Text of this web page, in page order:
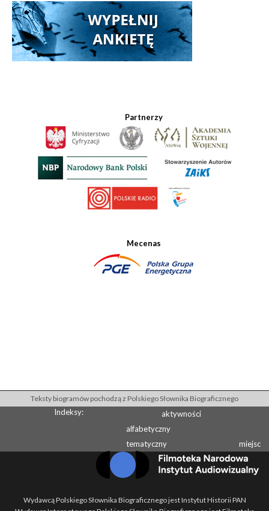
Partnerzy
Mecenas
Teksty biogramów pochodzą z Polskiego Słownika Biograficznego
Indeksy:
aktywności
alfabetyczny
tematyczny
miejsc
Wydawcą Polskiego Słownika Biograficznego jest Instytut Historii PAN